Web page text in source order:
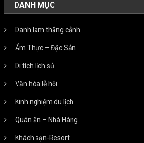
DANH MỤC
Danh lam thắng cảnh
Ẩm Thực – Đặc Sản
Di tích lịch sử
Văn hóa lễ hội
Kinh nghiệm du lịch
Quán ăn – Nhà Hàng
Khách sạn-Resort